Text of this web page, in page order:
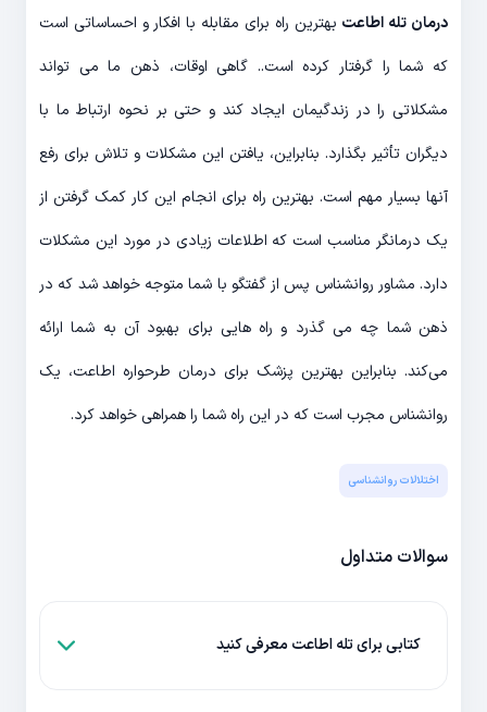
درمان تله اطاعت بهترین راه برای مقابله با افکار و احساساتی است
که شما را گرفتار کرده است.. گاهی اوقات، ذهن ما می تواند
مشکلاتی را در زندگیمان ایجاد کند و حتی بر نحوه ارتباط ما با
دیگران تأثیر بگذارد. بنابراین، یافتن این مشکلات و تلاش برای رفع
آنها بسیار مهم است. بهترین راه برای انجام این کار کمک گرفتن از
یک درمانگر مناسب است که اطلاعات زیادی در مورد این مشکلات
دارد. مشاور روانشناس پس از گفتگو با شما متوجه خواهد شد که در
ذهن شما چه می گذرد و راه هایی برای بهبود آن به شما ارائه
می‌کند. بنابراین بهترین پزشک برای درمان طرحواره اطاعت، یک
روانشناس مجرب است که در این راه شما را همراهی خواهد کرد.
اختلالات روانشناسی
سوالات متداول
کتابی برای تله اطاعت معرفی کنید